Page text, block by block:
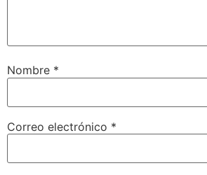
Nombre *
Correo electrónico *